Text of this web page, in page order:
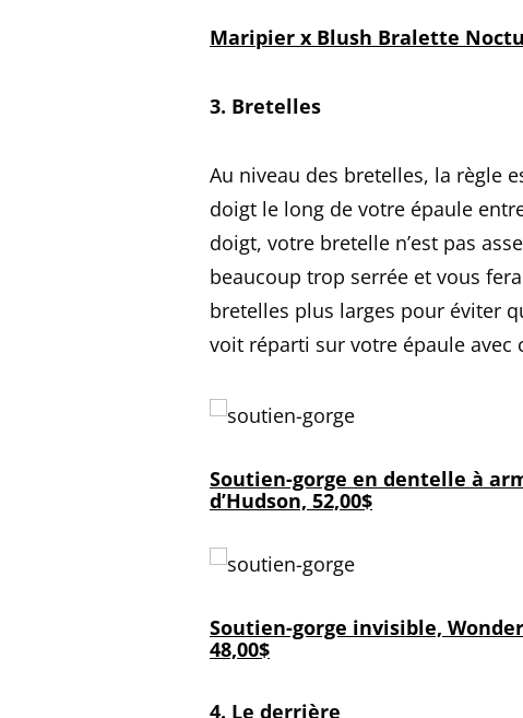
Maripier x Blush Bralette
3. Bretelles
Au niveau des bretelles, la règle
doigt le long de votre épaule
doigt, votre bretelle n’est pas
beaucoup trop serrée et vous
bretelles plus larges pour éviter
voit réparti sur votre épaule avec
Soutien-gorge en dentelle à
d’Hudson, 52,00$
Soutien-gorge invisible,
48,00$
4. Le derrière